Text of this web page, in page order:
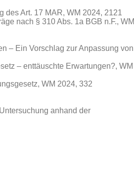
des Art. 17 MAR, WM 2024, 2121
nach § 310 Abs. 1a BGB n.F., WM
– Ein Vorschlag zur Anpassung von
– enttäuschte Erwartungen?, WM
WM 2024, 332
anhand der